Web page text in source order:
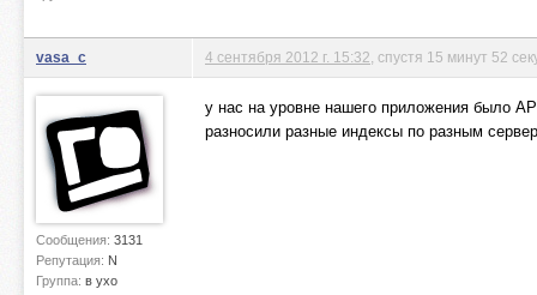
vasa_c
Сообщения: 3131
Репутация: N
Группа: в ухо
4 сентября 2012 г. 15:32 , спустя 15 минут 52
у нас на уровне нашего приложения было
разносили разные индексы по разным